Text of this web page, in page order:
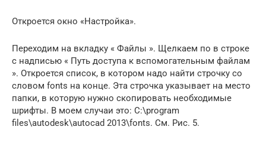
Откроется окно «Настройка».
Переходим на вкладку « Файлы ». Щелкаем по в строке
с надписью « Путь доступа к вспомогательным файлам
». Откроется список, в котором надо найти строчку со
словом fonts на конце. Эта строчка указывает на место
папки, в которую нужно скопировать необходимые
шрифты. В моем случаи это: C:\program
files\autodesk\autocad 2013\fonts. См. Рис. 5.